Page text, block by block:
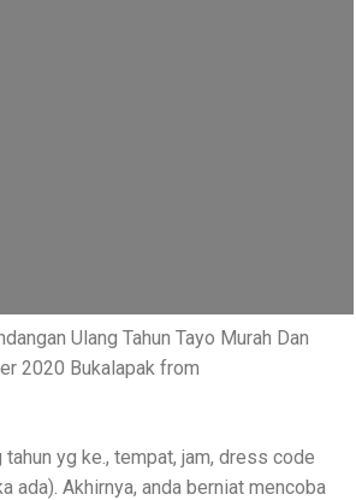
Ulang Tahun Tayo Murah Dan
2020 Bukalapak from
tahun yg ke., tempat, jam, dress code
ada). Akhirnya, anda berniat mencoba